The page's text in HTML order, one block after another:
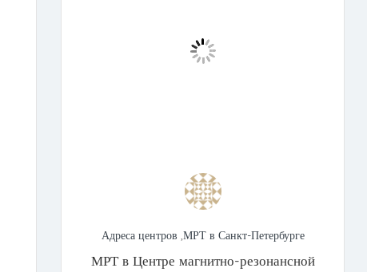
Адреса центров ,МРТ в Санкт-Петербурге
МРТ в Центре магнитно-резонансной